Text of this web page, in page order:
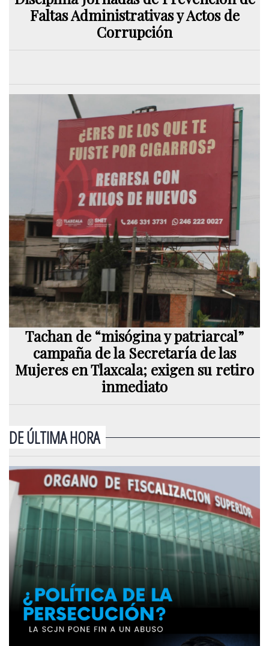
Faltas Administrativas y Actos de
Corrupción
Tachan de “misógina y patriarcal”
campaña de la Secretaría de las
Mujeres en Tlaxcala; exigen su retiro
inmediato
DE ÚLTIMA HORA